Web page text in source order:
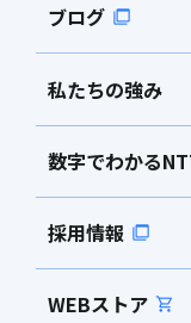
ブログ
私たちの強み
数字でわかる
採用情報
WEBストア